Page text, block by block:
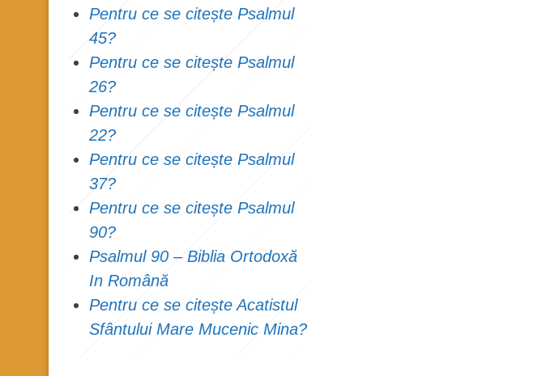
Pentru ce se citește Psalmul
45?
Pentru ce se citește Psalmul
26?
Pentru ce se citește Psalmul
22?
Pentru ce se citește Psalmul
37?
Pentru ce se citește Psalmul
90?
Psalmul 90 – Biblia Ortodoxă
In Română
Pentru ce se citește Acatistul
Sfântului Mare Mucenic Mina?